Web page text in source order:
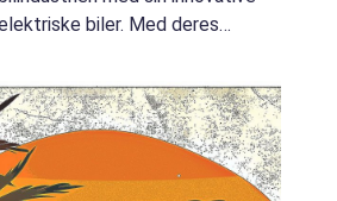
biler. Med deres
oppstått. Denne a...